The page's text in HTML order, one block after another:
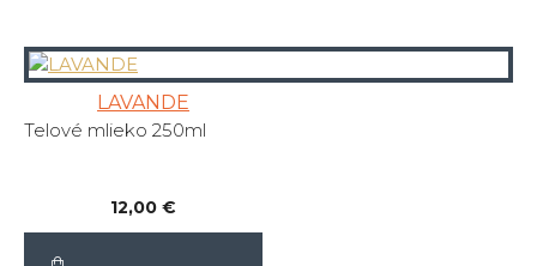
LAVANDE
Telové mlieko 250ml
12,00 €